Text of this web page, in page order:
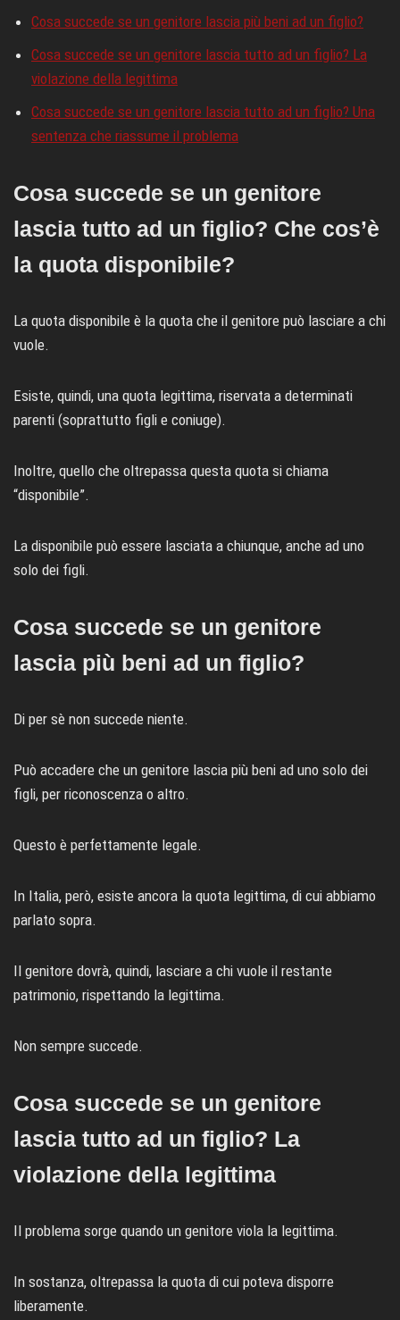
Cosa succede se un genitore lascia più beni ad un figlio?
Cosa succede se un genitore lascia tutto ad un figlio? La
violazione della legittima
Cosa succede se un genitore lascia tutto ad un figlio? Una
sentenza che riassume il problema
Cosa succede se un genitore
lascia tutto ad un figlio? Che cos’è
la quota disponibile?
La quota disponibile è la quota che il genitore può lasciare a chi
vuole.
Esiste, quindi, una quota legittima, riservata a determinati
parenti (soprattutto figli e coniuge).
Inoltre, quello che oltrepassa questa quota si chiama
“disponibile”.
La disponibile può essere lasciata a chiunque, anche ad uno
solo dei figli.
Cosa succede se un genitore
lascia più beni ad un figlio?
Di per sè non succede niente.
Può accadere che un genitore lascia più beni ad uno solo dei
figli, per riconoscenza o altro.
Questo è perfettamente legale.
In Italia, però, esiste ancora la quota legittima, di cui abbiamo
parlato sopra.
Il genitore dovrà, quindi, lasciare a chi vuole il restante
patrimonio, rispettando la legittima.
Non sempre succede.
Cosa succede se un genitore
lascia tutto ad un figlio? La
violazione della legittima
Il problema sorge quando un genitore viola la legittima.
In sostanza, oltrepassa la quota di cui poteva disporre
liberamente.